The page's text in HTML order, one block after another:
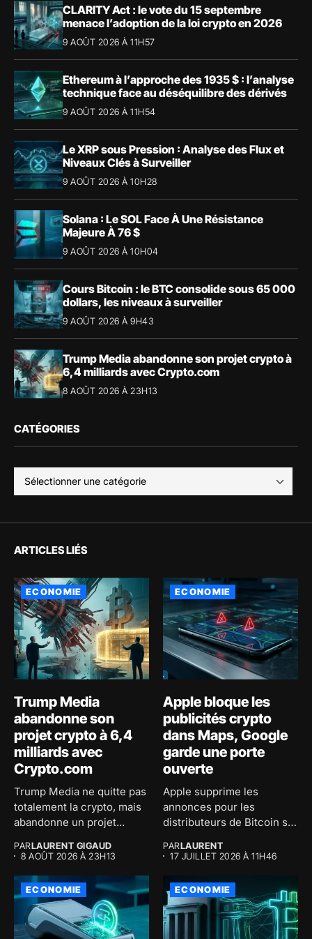
CLARITY Act : le vote du 15 septembre
menace l’adoption de la loi crypto en 2026
9 AOÛT 2026 À 11H57
Ethereum à l’approche des 1935 $ : l’analyse
technique face au déséquilibre des dérivés
9 AOÛT 2026 À 11H54
Le XRP sous Pression : Analyse des Flux et
Niveaux Clés à Surveiller
9 AOÛT 2026 À 10H28
Solana : Le SOL Face À Une Résistance
Majeure À 76 $
9 AOÛT 2026 À 10H04
Cours Bitcoin : le BTC consolide sous 65 000
dollars, les niveaux à surveiller
9 AOÛT 2026 À 9H43
Trump Media abandonne son projet crypto à
6,4 milliards avec Crypto.com
8 AOÛT 2026 À 23H13
CATÉGORIES
ARTICLES LIÉS
ECONOMIE
Trump Media
abandonne son
projet crypto à 6,4
milliards avec
Crypto.com
Trump Media ne quitte pas
totalement la crypto, mais
abandonne un projet...
PARLAURENT GIGAUD
8 AOÛT 2026 À 23H13
ECONOMIE
Apple bloque les
publicités crypto
dans Maps, Google
garde une porte
ouverte
Apple supprime les
annonces pour les
distributeurs de Bitcoin sur
PARLAURENT
17 JUILLET 2026 À 11H46
ECONOMIE ECONOMIE